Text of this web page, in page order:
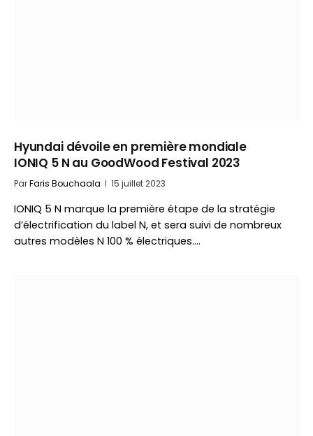
Hyundai dévoile en première mondiale
IONIQ 5 N au GoodWood Festival 2023
ParFaris Bouchaala 15 juillet 2023
IONIQ 5 N marque la première étape de la stratégie
d’électrification du label N, et sera suivi de nombreux
autres modèles N 100 % électriques.…